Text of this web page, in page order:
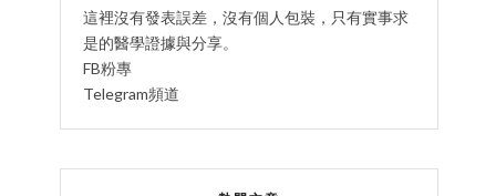
這裡沒有發表誤差，沒有個人包裝，只有實事求
是的醫學證據與分享。
FB粉專
Telegram頻道